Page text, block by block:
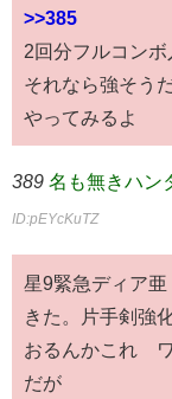
>>385
2回分フルコンボ
それなら強そう
やってみるよ
389 名も無きハン
ID:pEYcKuTZ
星9緊急ディア
きた。片手剣強
おるんかこれ ワ
だが